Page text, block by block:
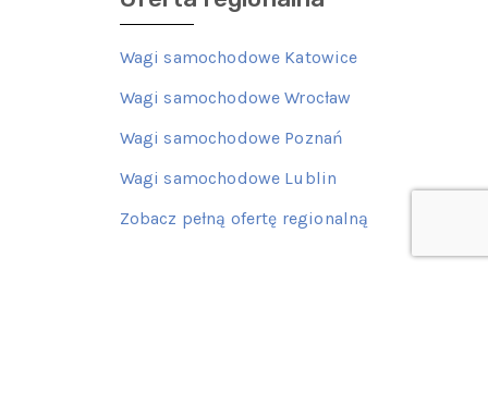
Wagi samochodowe Katowice
Wagi samochodowe Wrocław
Wagi samochodowe Poznań
Wagi samochodowe Lublin
Zobacz pełną ofertę regionalną